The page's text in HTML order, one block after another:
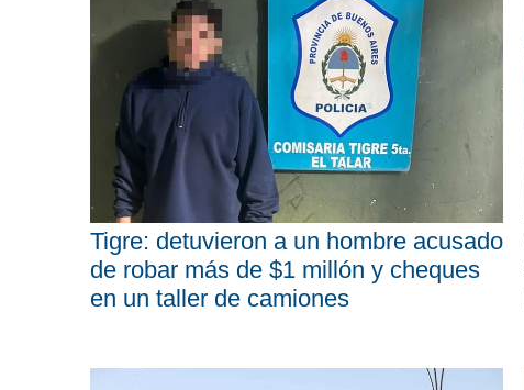
Tigre: detuvieron a un hombre acusado
de robar más de $1 millón y cheques
en un taller de camiones